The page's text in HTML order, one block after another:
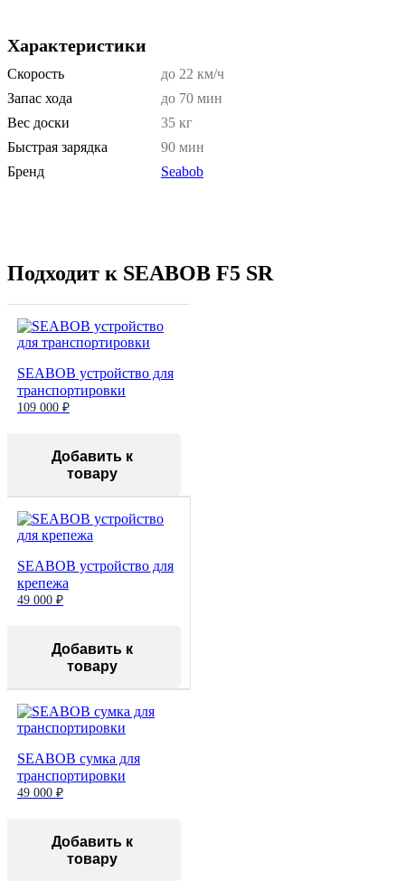
Характеристики
Скорость
до 22 км/ч
Запас хода
до 70 мин
Вес доски
35 кг
Быстрая зарядка
90 мин
Бренд
Seabob
Подходит к SEABOB F5 SR
SEABOB устройство для
транспортировки
109 000 ₽
Добавить к
товару
SEABOB устройство для
крепежа
49 000 ₽
Добавить к
товару
SEABOB сумка для
транспортировки
49 000 ₽
Добавить к
товару